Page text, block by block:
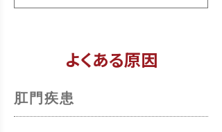
よくある原因
肛門疾患